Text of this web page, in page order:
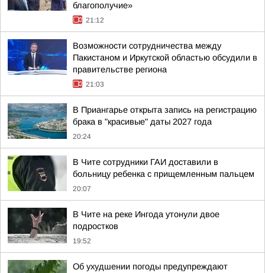
благополучие»
21:12
Возможности сотрудничества между
Пакистаном и Иркутской областью обсудили в
правительстве региона
21:03
В Приангарье открыта запись на регистрацию
брака в "красивые" даты 2027 года
20:24
В Чите сотрудники ГАИ доставили в
больницу ребенка с прищемленным пальцем
20:07
В Чите на реке Ингода утонули двое
подростков
19:52
Об ухудшении погоды предупреждают